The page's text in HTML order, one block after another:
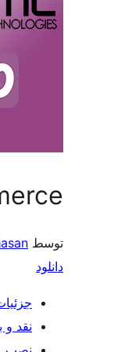
توسط
دانلود
نقد و